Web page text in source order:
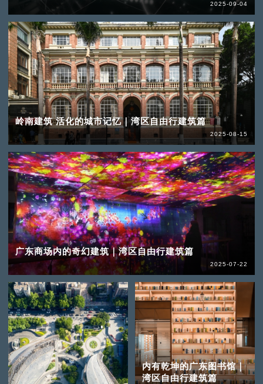
2025-09-04
岭南建筑 活化的城市记忆｜湾区自由行建筑篇
2025-08-15
广东商场内的奇幻建筑｜湾区自由行建筑篇
2025-07-22
内有乾坤的广东图书馆｜
湾区自由行建筑篇